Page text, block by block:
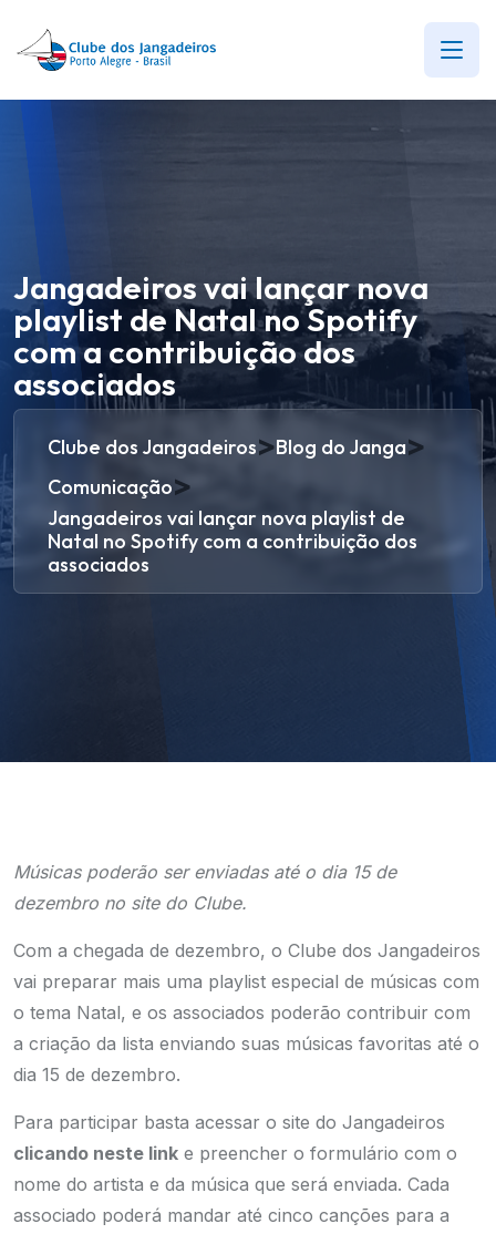
Jangadeiros vai lançar nova
playlist de Natal no Spotify
com a contribuição dos
associados
Clube dos Jangadeiros>Blog do Janga>
Comunicação>
Jangadeiros vai lançar nova playlist de
Natal no Spotify com a contribuição dos
associados
Músicas poderão ser enviadas até o dia 15 de
dezembro no site do Clube.
Com a chegada de dezembro, o Clube dos Jangadeiros
vai preparar mais uma playlist especial de músicas com
o tema Natal, e os associados poderão contribuir com
a criação da lista enviando suas músicas favoritas até o
dia 15 de dezembro.
Para participar basta acessar o site do Jangadeiros
clicando neste link e preencher o formulário com o
nome do artista e da música que será enviada. Cada
associado poderá mandar até cinco canções para a